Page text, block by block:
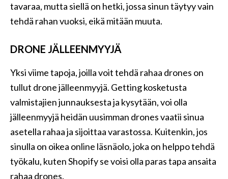
tavaraa, mutta siellä on hetki, jossa sinun täytyy vain
tehdä rahan vuoksi, eikä mitään muuta.
DRONE JÄLLEENMYYJÄ
Yksi viime tapoja, joilla voit tehdä rahaa drones on
tullut drone jälleenmyyjä. Getting kosketusta
valmistajien junnauksesta ja kysytään, voi olla
jälleenmyyjä heidän uusimman drones vaatii sinua
asetella rahaa ja sijoittaa varastossa. Kuitenkin, jos
sinulla on oikea online läsnäolo, joka on helppo tehdä
työkalu, kuten Shopify se voisi olla paras tapa ansaita
rahaa drones.